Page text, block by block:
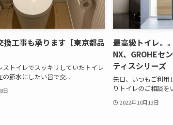
換工事も承ります【東京都品
ストイレでスッキリしていたトイレ
の節水にしたい旨で交...
日
最高級トイレ。
NX、GROHEセ
ティスシリーズ
先日、いつもご利用
りトイレのご相談を
2022年10月13日